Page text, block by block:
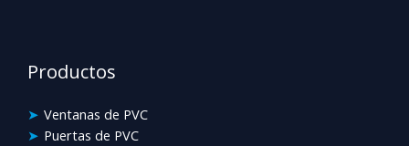
Productos
Ventanas de PVC
Puertas de PVC